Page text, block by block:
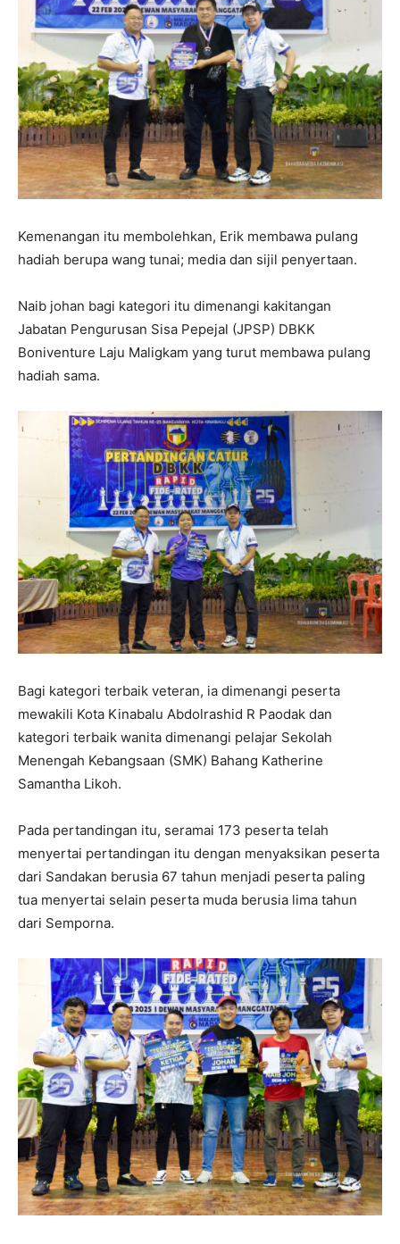
Kemenangan itu membolehkan, Erik membawa pulang
hadiah berupa wang tunai; media dan sijil penyertaan.
Naib johan bagi kategori itu dimenangi kakitangan
Jabatan Pengurusan Sisa Pepejal (JPSP) DBKK
Boniventure Laju Maligkam yang turut membawa pulang
hadiah sama.
Bagi kategori terbaik veteran, ia dimenangi peserta
mewakili Kota Kinabalu Abdolrashid R Paodak dan
kategori terbaik wanita dimenangi pelajar Sekolah
Menengah Kebangsaan (SMK) Bahang Katherine
Samantha Likoh.
Pada pertandingan itu, seramai 173 peserta telah
menyertai pertandingan itu dengan menyaksikan peserta
dari Sandakan berusia 67 tahun menjadi peserta paling
tua menyertai selain peserta muda berusia lima tahun
dari Semporna.